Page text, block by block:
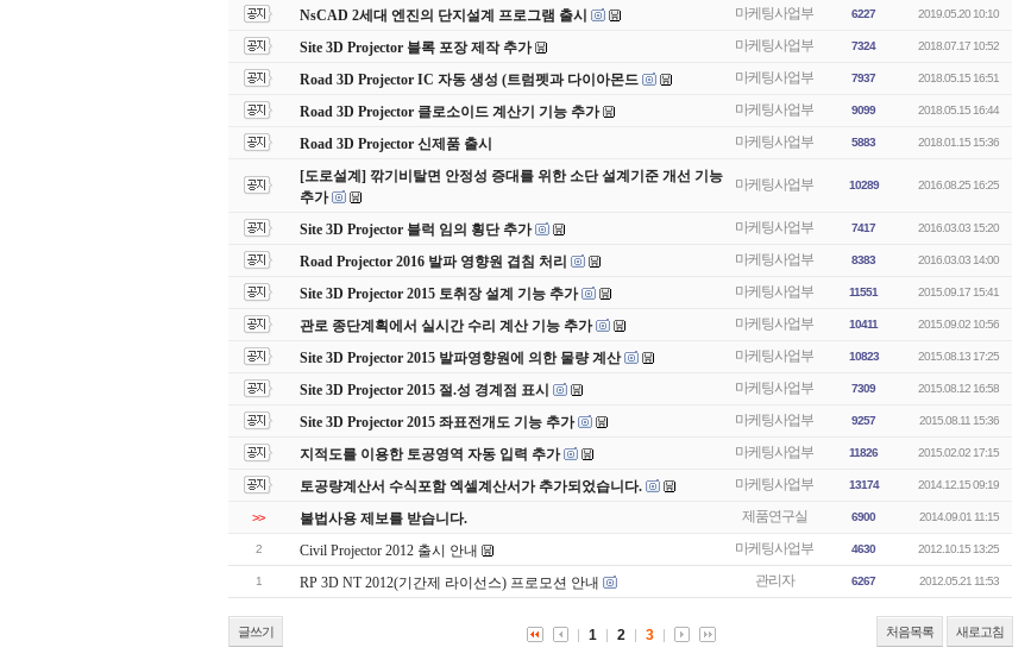
NsCAD 2세대 엔진의 단지설계 프로그램 출시 마케팅사업부 6227 2019.05.20 10:10
Site 3D Projector 블록 포장 제작 추가 마케팅사업부 7324 2018.07.17 10:52
Road 3D Projector IC 자동 생성 (트럼펫과 다이아몬드 마케팅사업부 7937 2018.05.15 16:51
Road 3D Projector 클로소이드 계산기 기능 추가 마케팅사업부 9099 2018.05.15 16:44
Road 3D Projector 신제품 출시 마케팅사업부 5883 2018.01.15 15:36
[도로설계] 깎기비탈면 안정성 증대를 위한 소단 설계기준 개선 기능
추가
마케팅사업부 10289 2016.08.25 16:25
Site 3D Projector 블럭 임의 횡단 추가 마케팅사업부 7417 2016.03.03 15:20
Road Projector 2016 발파 영향원 겹침 처리 마케팅사업부 8383 2016.03.03 14:00
Site 3D Projector 2015 토취장 설계 기능 추가 마케팅사업부 11551 2015.09.17 15:41
관로 종단계획에서 실시간 수리 계산 기능 추가 마케팅사업부 10411 2015.09.02 10:56
Site 3D Projector 2015 발파영향원에 의한 물량 계산 마케팅사업부 10823 2015.08.13 17:25
Site 3D Projector 2015 절.성 경계점 표시 마케팅사업부 7309 2015.08.12 16:58
Site 3D Projector 2015 좌표전개도 기능 추가 마케팅사업부 9257 2015.08.11 15:36
지적도를 이용한 토공영역 자동 입력 추가 마케팅사업부 11826 2015.02.02 17:15
토공량계산서 수식포함 엑셀계산서가 추가되었습니다. 마케팅사업부 13174 2014.12.15 09:19
>> 불법사용 제보를 받습니다. 제품연구실 6900 2014.09.01 11:15
2 Civil Projector 2012 출시 안내 마케팅사업부 4630 2012.10.15 13:25
1 RP 3D NT 2012(기간제 라이선스) 프로모션 안내 관리자 6267 2012.05.21 11:53
글쓰기 처음목록 새로고침
1 2 3